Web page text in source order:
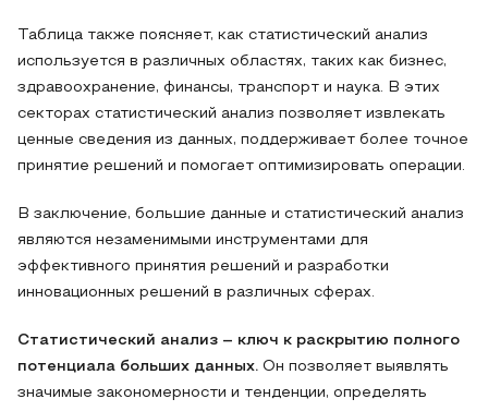
Таблица также поясняет, как статистический анализ
используется в различных областях, таких как бизнес,
здравоохранение, финансы, транспорт и наука. В этих
секторах статистический анализ позволяет извлекать
ценные сведения из данных, поддерживает более точное
принятие решений и помогает оптимизировать операции.
В заключение, большие данные и статистический анализ
являются незаменимыми инструментами для
эффективного принятия решений и разработки
инновационных решений в различных сферах.
Статистический анализ – ключ к раскрытию полного
потенциала больших данных. Он позволяет выявлять
значимые закономерности и тенденции, определять